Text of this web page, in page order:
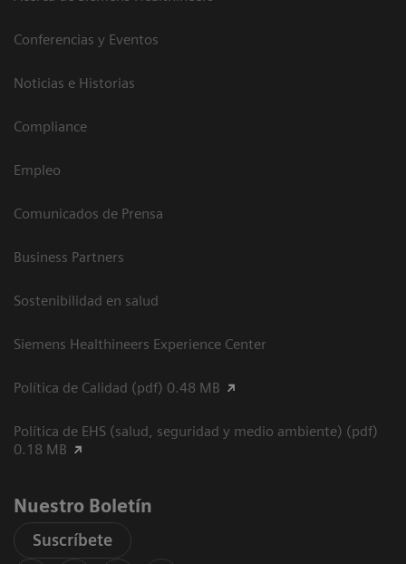
Conferencias y Eventos
Noticias e Historias
Compliance
Empleo
Comunicados de Prensa
Business Partners
Sostenibilidad en salud
Siemens Healthineers Experience Center
Política de Calidad (pdf) 0.48 MB
Política de EHS (salud, seguridad y medio ambiente) (pdf)
0.18 MB
Nuestro Boletín
Suscríbete